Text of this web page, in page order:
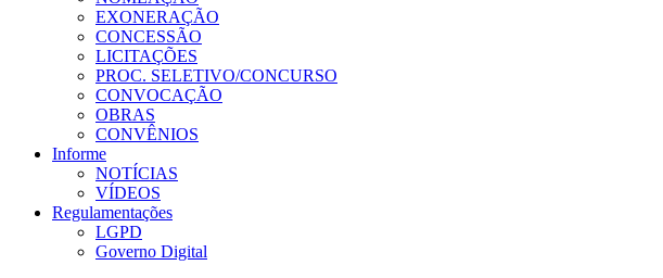
EXONERAÇÃO
CONCESSÃO
LICITAÇÕES
PROC. SELETIVO/CONCURSO
CONVOCAÇÃO
OBRAS
CONVÊNIOS
Informe
NOTÍCIAS
VÍDEOS
Regulamentações
LGPD
Governo Digital